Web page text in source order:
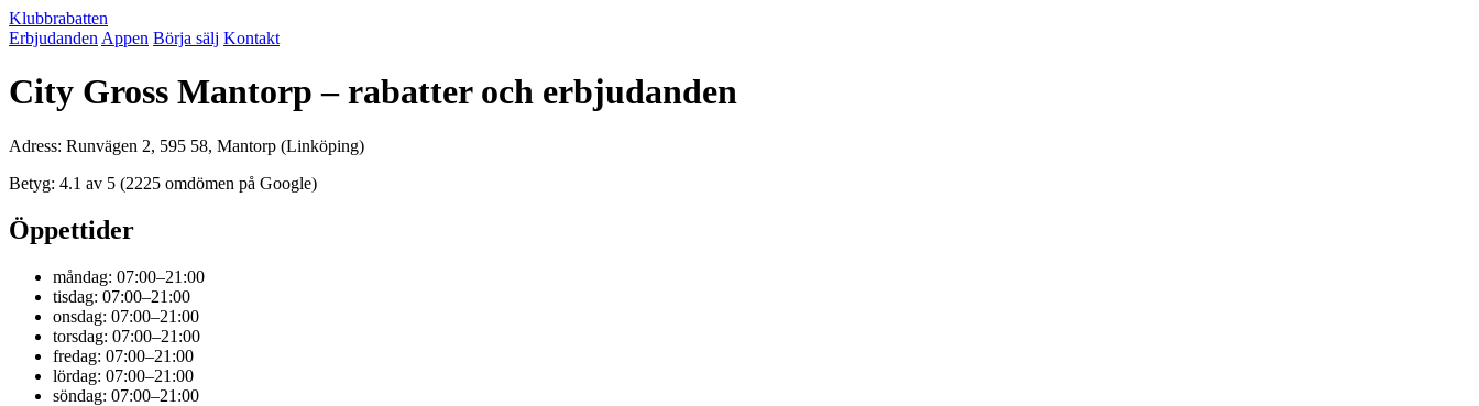
Klubbrabatten
Erbjudanden Appen Börja sälj Kontakt
City Gross Mantorp – rabatter och erbjudanden
Adress: Runvägen 2, 595 58, Mantorp (Linköping)
Betyg: 4.1 av 5 (2225 omdömen på Google)
Öppettider
måndag: 07:00–21:00
tisdag: 07:00–21:00
onsdag: 07:00–21:00
torsdag: 07:00–21:00
fredag: 07:00–21:00
lördag: 07:00–21:00
söndag: 07:00–21:00